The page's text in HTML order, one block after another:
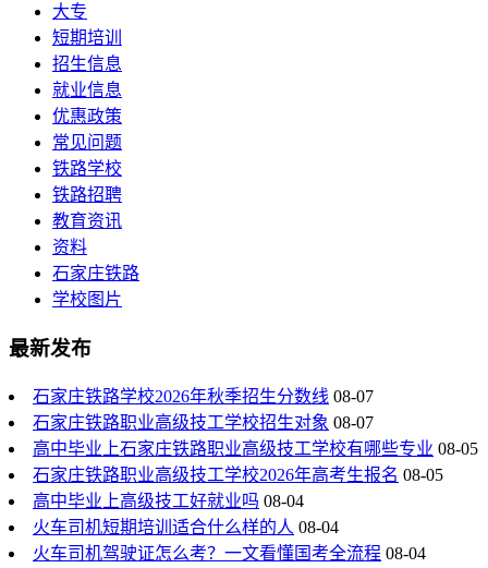
大专
短期培训
招生信息
就业信息
优惠政策
常见问题
铁路学校
铁路招聘
教育资讯
资料
石家庄铁路
学校图片
最新发布
石家庄铁路学校2026年秋季招生分数线 08-07
石家庄铁路职业高级技工学校招生对象 08-07
高中毕业上石家庄铁路职业高级技工学校有哪些专业 08-05
石家庄铁路职业高级技工学校2026年高考生报名 08-05
高中毕业上高级技工好就业吗 08-04
火车司机短期培训适合什么样的人 08-04
火车司机驾驶证怎么考？一文看懂国考全流程 08-04